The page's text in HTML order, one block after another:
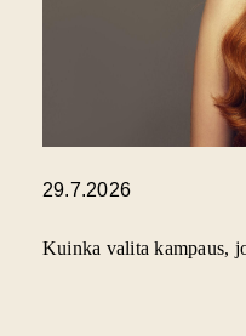
29.7.2026
Kuinka valita kampaus,